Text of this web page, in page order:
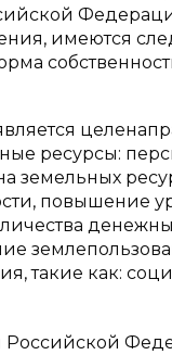
имеются
ресурсы:
земельных
повышение
такие как:
Российской